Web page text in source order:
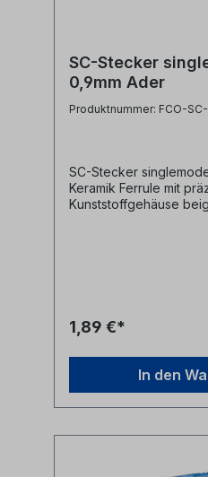
SC-Stecker
0,9mm Ader
Produktnummer: FCO-
SC-Stecker
Keramik Ferrule mit
Kunststoffgehäuse
1,89 €*
In den